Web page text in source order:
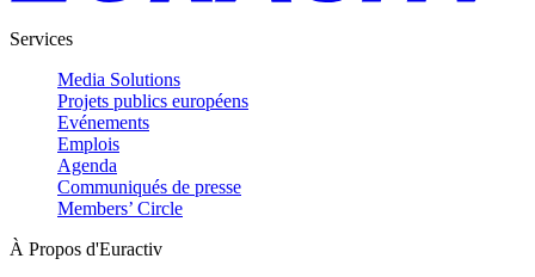
Services
Media Solutions
Projets publics européens
Evénements
Emplois
Agenda
Communiqués de presse
Members’ Circle
À Propos d'Euractiv